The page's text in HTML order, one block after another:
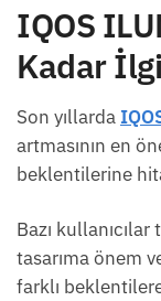
IQOS
Kadar
Son yıllarda
artmasının en
beklentilerine
Bazı
tasarıma önem
farklı